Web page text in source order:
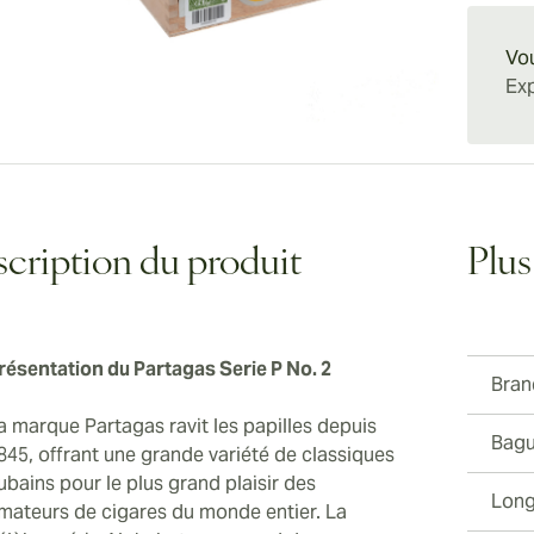
notes
pas
du produit
du Partagas Serie P No. 2
marque Partagas ravit les papilles depuis
offrant une grande variété de classiques
pour le plus grand plaisir des
de cigares du monde entier. La